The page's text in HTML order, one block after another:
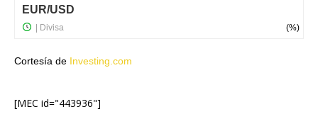
Cortesía de Investing.com
[MEC id="443936"]